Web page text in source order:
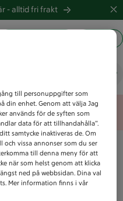
-alltid fri frakt
error
till personuppgifter som
din enhet. Genom att välja Jag
används för de syften som
data för att tillhandahålla”.
samtycke inaktiveras de. Om
och vissa annonser som du ser
till denna meny för att
när som helst genom att klicka
ned på webbsidan. Dina val
Mer information finns i vår